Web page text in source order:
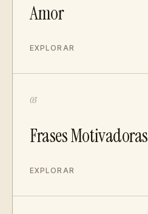
Amor
EXPLORAR
03
Frases Motivadoras
EXPLORAR